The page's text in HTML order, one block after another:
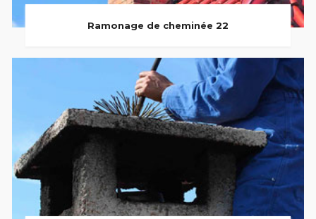
Ramonage de cheminée 22